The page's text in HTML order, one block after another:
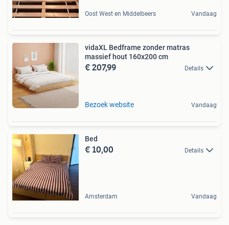
Oost West en Middelbeers Vandaag
vidaXL Bedframe zonder matras
massief hout 160x200 cm
€ 207,99 Details
Bezoek website Vandaag
Bed
€ 10,00 Details
Amsterdam Vandaag